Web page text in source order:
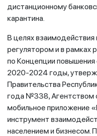
дистанционному
карантина.
В целях взаимодействия
регулятором и в рамках
по Концепции повышения
2020-2024 годы,
Правительства
года №338, Агентством
мобильное приложение
инструмент
населением и бизнесом.